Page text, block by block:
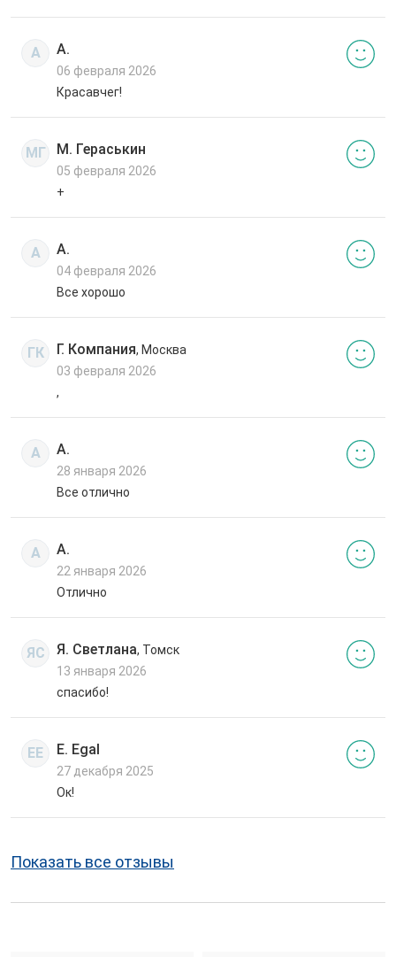
А А.
06 февраля 2026
Красавчег!
МГ М. Гераськин
05 февраля 2026
+
А А.
04 февраля 2026
Все хорошо
ГК Г. Компания, Москва
03 февраля 2026
,
А А.
28 января 2026
Все отлично
А А.
22 января 2026
Отлично
ЯС Я. Светлана, Томск
13 января 2026
спасибо!
EE E. Egal
27 декабря 2025
Ок!
Показать все отзывы